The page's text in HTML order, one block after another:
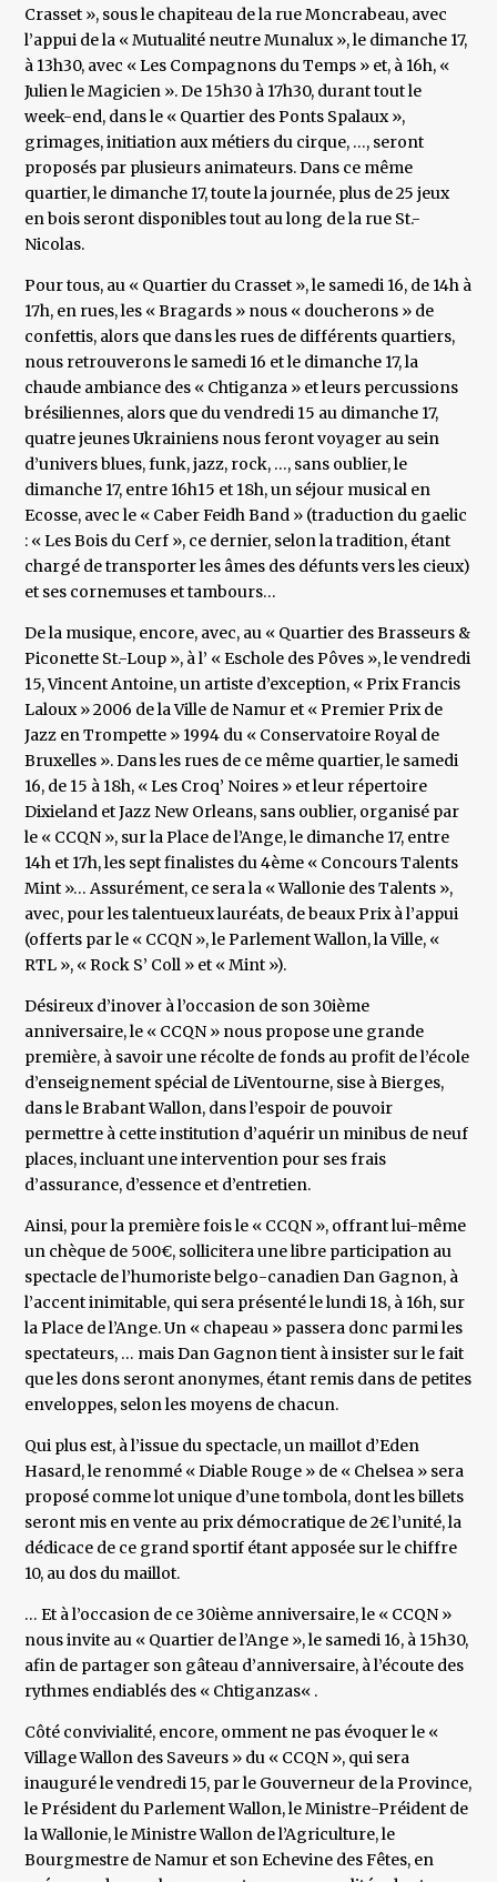
Crasset », sous le chapiteau de la rue Moncrabeau, avec
l’appui de la « Mutualité neutre Munalux », le dimanche 17,
à 13h30, avec « Les Compagnons du Temps » et, à 16h, «
Julien le Magicien ». De 15h30 à 17h30, durant tout le
week-end, dans le « Quartier des Ponts Spalaux »,
grimages, initiation aux métiers du cirque, …, seront
proposés par plusieurs animateurs. Dans ce même
quartier, le dimanche 17, toute la journée, plus de 25 jeux
en bois seront disponibles tout au long de la rue St.-
Nicolas.
Pour tous, au « Quartier du Crasset », le samedi 16, de 14h à
17h, en rues, les « Bragards » nous « doucherons » de
confettis, alors que dans les rues de différents quartiers,
nous retrouverons le samedi 16 et le dimanche 17, la
chaude ambiance des « Chtiganza » et leurs percussions
brésiliennes, alors que du vendredi 15 au dimanche 17,
quatre jeunes Ukrainiens nous feront voyager au sein
d’univers blues, funk, jazz, rock, …, sans oublier, le
dimanche 17, entre 16h15 et 18h, un séjour musical en
Ecosse, avec le « Caber Feidh Band » (traduction du gaelic
: « Les Bois du Cerf », ce dernier, selon la tradition, étant
chargé de transporter les âmes des défunts vers les cieux)
et ses cornemuses et tambours…
De la musique, encore, avec, au « Quartier des Brasseurs &
Piconette St.-Loup », à l’ « Eschole des Pôves », le vendredi
15, Vincent Antoine, un artiste d’exception, « Prix Francis
Laloux » 2006 de la Ville de Namur et « Premier Prix de
Jazz en Trompette » 1994 du « Conservatoire Royal de
Bruxelles ». Dans les rues de ce même quartier, le samedi
16, de 15 à 18h, « Les Croq’ Noires » et leur répertoire
Dixieland et Jazz New Orleans, sans oublier, organisé par
le « CCQN », sur la Place de l’Ange, le dimanche 17, entre
14h et 17h, les sept finalistes du 4ème « Concours Talents
Mint »… Assurément, ce sera la « Wallonie des Talents »,
avec, pour les talentueux lauréats, de beaux Prix à l’appui
(offerts par le « CCQN », le Parlement Wallon, la Ville, «
RTL », « Rock S’ Coll » et « Mint »).
Désireux d’inover à l’occasion de son 30ième
anniversaire, le « CCQN » nous propose une grande
première, à savoir une récolte de fonds au profit de l’école
d’enseignement spécial de LiVentourne, sise à Bierges,
dans le Brabant Wallon, dans l’espoir de pouvoir
permettre à cette institution d’aquérir un minibus de neuf
places, incluant une intervention pour ses frais
d’assurance, d’essence et d’entretien.
Ainsi, pour la première fois le « CCQN », offrant lui-même
un chèque de 500€, sollicitera une libre participation au
spectacle de l’humoriste belgo-canadien Dan Gagnon, à
l’accent inimitable, qui sera présenté le lundi 18, à 16h, sur
la Place de l’Ange. Un « chapeau » passera donc parmi les
spectateurs, … mais Dan Gagnon tient à insister sur le fait
que les dons seront anonymes, étant remis dans de petites
enveloppes, selon les moyens de chacun.
Qui plus est, à l’issue du spectacle, un maillot d’Eden
Hasard, le renommé « Diable Rouge » de « Chelsea » sera
proposé comme lot unique d’une tombola, dont les billets
seront mis en vente au prix démocratique de 2€ l’unité, la
dédicace de ce grand sportif étant apposée sur le chiffre
10, au dos du maillot.
… Et à l’occasion de ce 30ième anniversaire, le « CCQN »
nous invite au « Quartier de l’Ange », le samedi 16, à 15h30,
afin de partager son gâteau d’anniversaire, à l’écoute des
rythmes endiablés des « Chtiganzas« .
Côté convivialité, encore, omment ne pas évoquer le «
Village Wallon des Saveurs » du « CCQN », qui sera
inauguré le vendredi 15, par le Gouverneur de la Province,
le Président du Parlement Wallon, le Ministre-Préident de
la Wallonie, le Ministre Wallon de l’Agriculture, le
Bourgmestre de Namur et son Echevine des Fêtes, en